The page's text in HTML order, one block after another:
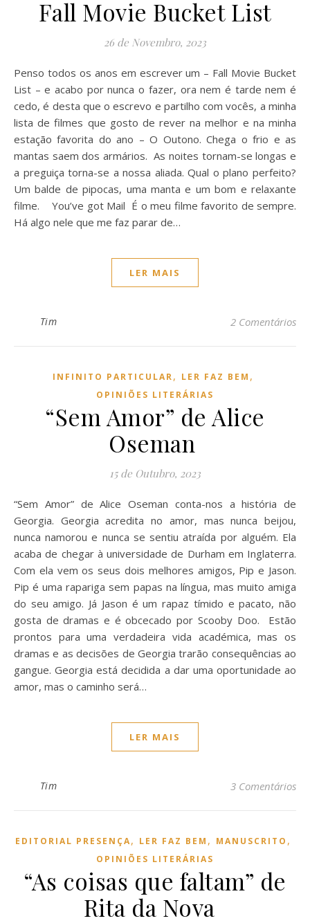
Fall Movie Bucket List
26 de Novembro, 2023
Penso todos os anos em escrever um – Fall Movie Bucket
List – e acabo por nunca o fazer, ora nem é tarde nem é
cedo, é desta que o escrevo e partilho com vocês, a minha
lista de filmes que gosto de rever na melhor e na minha
estação favorita do ano – O Outono. Chega o frio e as
mantas saem dos armários. As noites tornam-se longas e
a preguiça torna-se a nossa aliada. Qual o plano perfeito?
Um balde de pipocas, uma manta e um bom e relaxante
filme. You’ve got Mail É o meu filme favorito de sempre.
Há algo nele que me faz parar de…
LER MAIS
Tim 2 Comentários
INFINITO PARTICULAR, LER FAZ BEM ,
OPINIÕES LITERÁRIAS
“Sem Amor” de Alice
Oseman
15 de Outubro, 2023
“Sem Amor” de Alice Oseman conta-nos a história de
Georgia. Georgia acredita no amor, mas nunca beijou,
nunca namorou e nunca se sentiu atraída por alguém. Ela
acaba de chegar à universidade de Durham em Inglaterra.
Com ela vem os seus dois melhores amigos, Pip e Jason.
Pip é uma rapariga sem papas na língua, mas muito amiga
do seu amigo. Já Jason é um rapaz tímido e pacato, não
gosta de dramas e é obcecado por Scooby Doo. Estão
prontos para uma verdadeira vida académica, mas os
dramas e as decisões de Georgia trarão consequências ao
gangue. Georgia está decidida a dar uma oportunidade ao
amor, mas o caminho será…
LER MAIS
Tim 3 Comentários
EDITORIAL PRESENÇA, LER FAZ BEM , MANUSCRITO ,
OPINIÕES LITERÁRIAS
“As coisas que faltam” de
Rita da Nova